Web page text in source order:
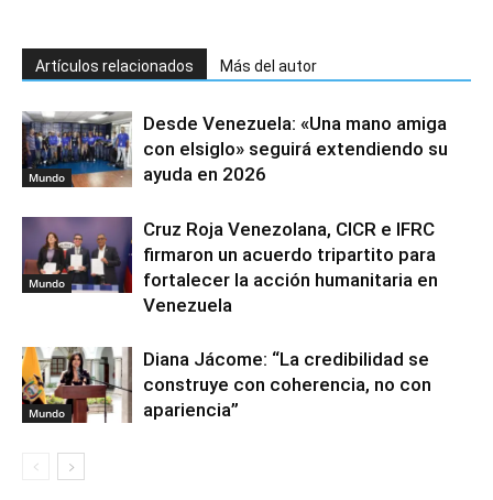
Artículos relacionados Más del autor
Mundo
Desde Venezuela: «Una mano amiga
con elsiglo» seguirá extendiendo su
ayuda en 2026
Mundo
Cruz Roja Venezolana, CICR e IFRC
firmaron un acuerdo tripartito para
fortalecer la acción humanitaria en
Venezuela
Mundo
Diana Jácome: “La credibilidad se
construye con coherencia, no con
apariencia”